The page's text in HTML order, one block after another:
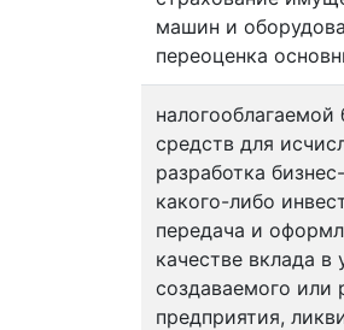
машин и
переоценка
средств для
разработка
какого-либо
передача и
качестве вклада в
создаваемого или
предприятия,